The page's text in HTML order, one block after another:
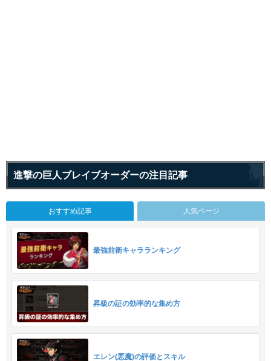
進撃の巨人ブレイブオーダーの注目記事
おすすめ記事 人気ページ
最強前衛キャラランキング
昇級の証の効率的な集め方
エレン(悪魔)の評価とスキル